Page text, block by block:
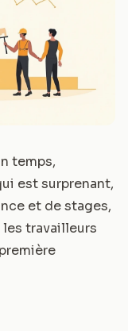
temps,
est surprenant,
et de stages,
travailleurs